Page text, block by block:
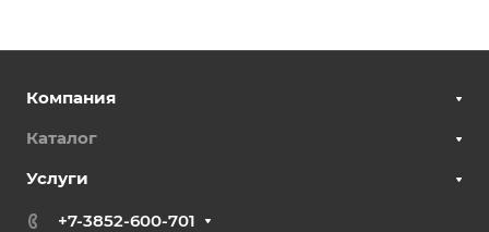
Компания
Каталог
Услуги
+7-3852-600-701